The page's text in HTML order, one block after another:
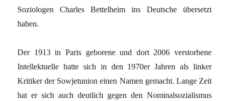
Soziologen Charles Bettelheim ins Deutsche übersetzt
haben.
Der 1913 in Paris geborene und dort 2006 verstorbene
Intellektuelle hatte sich in den 1970er Jahren als linker
Kritiker der Sowjetunion einen Namen gemacht. Lange Zeit
hat er sich auch deutlich gegen den Nominalsozialismus